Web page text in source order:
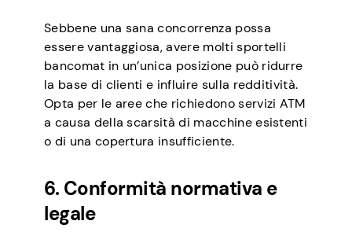
Sebbene una sana concorrenza possa
essere vantaggiosa, avere molti sportelli
bancomat in un’unica posizione può ridurre
la base di clienti e influire sulla redditività.
Opta per le aree che richiedono servizi ATM
a causa della scarsità di macchine esistenti
o di una copertura insufficiente.
6. Conformità normativa e
legale